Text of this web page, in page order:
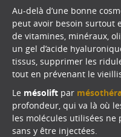
Au-delà d’une bonne
peut avoir besoin surtout
de vitamines, minéraux,
un gel d’acide
tissus, supprimer les
tout en prévenant le
Le mésolift par
profondeur, qui va là où
les molécules utilisées ne
sans y être injectées.